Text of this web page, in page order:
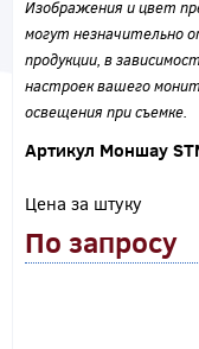
Изображения и цвет
могут незначительно
продукции, в
настроек вашего
освещения при съемке.
Артикул Моншау
Цена за штуку
По запросу